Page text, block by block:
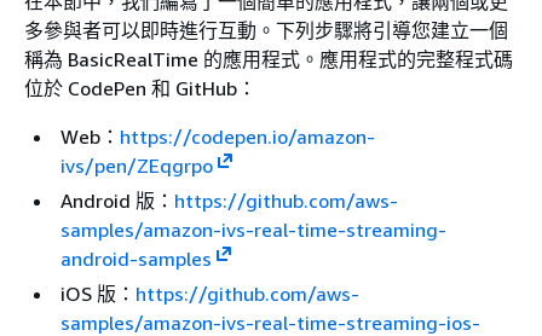
多參與者可以即時進行互動。下列步驟將引導您建立一個
稱為 BasicRealTime 的應用程式。應用程式的完整程式碼
位於 CodePen 和 GitHub：
Web： https://codepen.io/amazon-
ivs/pen/ZEqgrpo
Android 版： https://github.com/aws-
samples/amazon-ivs-real-time-streaming-
android-samples
iOS 版： https://github.com/aws-
samples/amazon-ivs-real-time-streaming-ios-